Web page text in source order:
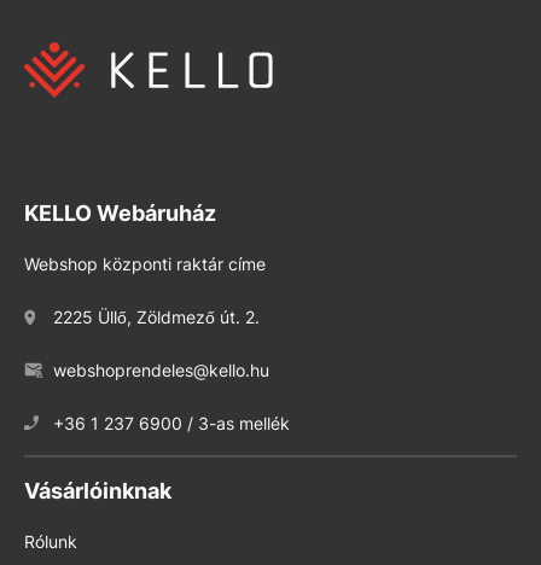
KELLO Webáruház
Webshop központi raktár címe
2225 Üllő, Zöldmező út. 2.
webshoprendeles@kello.hu
+36 1 237 6900 / 3-as mellék
Vásárlóinknak
Rólunk